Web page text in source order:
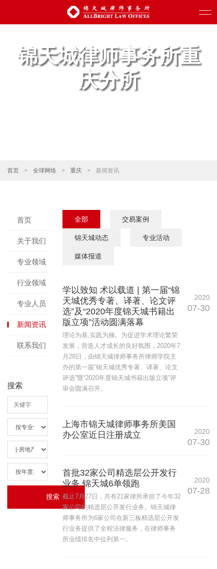
锦天城律师事务所重
庆分所
首页 > 全球网络 > 重庆 > 新闻资讯
首页
关于我们
专业领域
行业领域
专业人员
新闻资讯
联系我们
搜索
全部 交易案例
锦天城动态 专业活动
媒体报道
学以致知 术以载道 | 第一届“锦
天城优秀专著、译著、论文评
选”及“2020年度锦天城书籍出
版立项”活动圆满落幕
理论为基,实践为梯。为促进学术理论繁荣
发展，营造人才成长的良好氛围，2020年7
月28日，由锦天城律师事务所律师学院主
办的第一届“锦天城优秀专著、译著、论文
评选”暨“2020年度锦天城书籍出版立项”评
审会圆满召开。
2020
07-30
上海市锦天城律师事务所美国
办公室近日注册成立
2020
07-30
首批32家公司精选层公开发行
业务 锦天城6单领跑
截止7月27日，共有21家律所承担了今年32
家公司的精选层公开发行业务。锦天城律
师事务所为6家公司在新三板精选层公开发
行业务提供了全程法律服务，在律师事务
所业绩排名中位列第一。
2020
07-28